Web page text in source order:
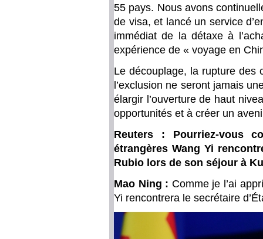
55 pays. Nous avons
de visa, et lancé un service
immédiat de la détaxe à
expérience de « voyage en
Le découplage, la rupture des
l’exclusion ne seront jamais
élargir l’ouverture de haut
opportunités et à créer un
Reuters : Pourriez-vous
étrangères Wang Yi
Rubio lors de son séjour à
Mao Ning : Comme je l’ai
Yi rencontrera le secrétaire